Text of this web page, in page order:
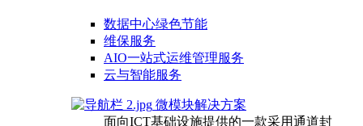
数据中心绿色节能
维保服务
AIO一站式运维管理服务
云与智能服务
微模块解决方案
面向ICT基础设施提供的一款采用通道封